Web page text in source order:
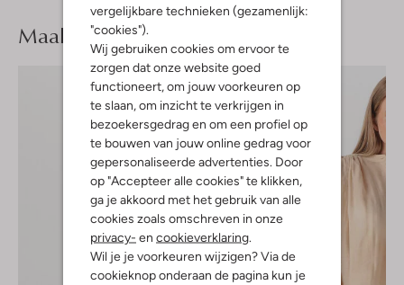
vergelijkbare technieken (gezamenlijk:
"cookies").
Wij gebruiken cookies om ervoor te
zorgen dat onze website goed
functioneert, om jouw voorkeuren op
te slaan, om inzicht te verkrijgen in
bezoekersgedrag en om een profiel op
te bouwen van jouw online gedrag voor
gepersonaliseerde advertenties. Door
op "Accepteer alle cookies" te klikken,
ga je akkoord met het gebruik van alle
cookies zoals omschreven in onze
privacy- en cookieverklaring.
Wil je je voorkeuren wijzigen? Via de
cookieknop onderaan de pagina kun je
Maak jelook compleet